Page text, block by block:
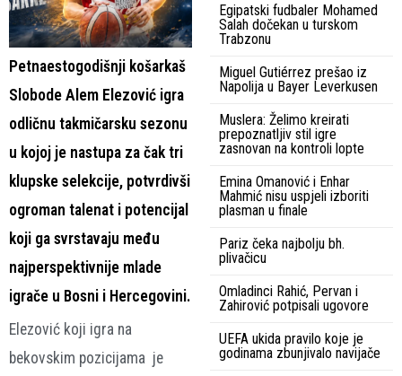
Petnaestogodišnji košarkaš
Slobode Alem Elezović igra
odličnu takmičarsku sezonu
u kojoj je nastupa za čak tri
klupske selekcije, potvrdivši
ogroman talenat i potencijal
koji ga svrstavaju među
najperspektivnije mlade
igrače u Bosni i Hercegovini.
Elezović koji igra na
bekovskim pozicijama je
Egipatski fudbaler Mohamed
Salah dočekan u turskom
Trabzonu
Miguel Gutiérrez prešao iz
Napolija u Bayer Leverkusen
Muslera: Želimo kreirati
prepoznatljiv stil igre
zasnovan na kontroli lopte
Emina Omanović i Enhar
Mahmić nisu uspjeli izboriti
plasman u finale
Pariz čeka najbolju bh.
plivačicu
Omladinci Rahić, Pervan i
Zahirović potpisali ugovore
UEFA ukida pravilo koje je
godinama zbunjivalo navijače